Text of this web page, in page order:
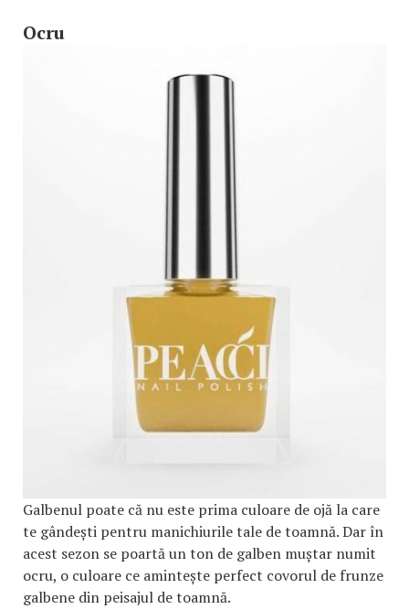
Ocru
Galbenul poate că nu este prima culoare de ojă la care
te gândești pentru manichiurile tale de toamnă. Dar în
acest sezon se poartă un ton de galben muștar numit
ocru, o culoare ce amintește perfect covorul de frunze
galbene din peisajul de toamnă.